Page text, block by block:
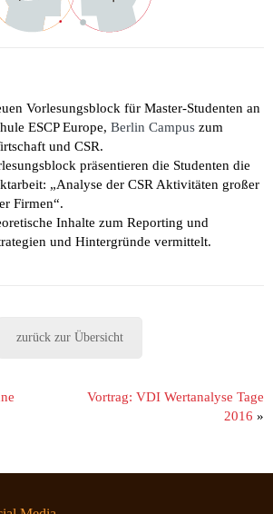
Vorlesungsblock für Master-Studenten an
ESCP Europe, Berlin Campus zum
und CSR.
präsentieren die Studenten die
„Analyse der CSR Aktivitäten großer
Firmen“.
Inhalte zum Reporting und
und Hintergründe vermittelt.
zurück zur Übersicht
Vortrag: VDI Wertanalyse Tage
2016 »